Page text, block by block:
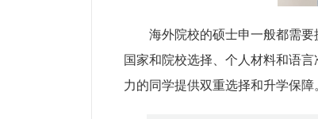
海外院校的硕士申一般都需
国家和院校选择、个人材料和语
力的同学提供双重选择和升学保障